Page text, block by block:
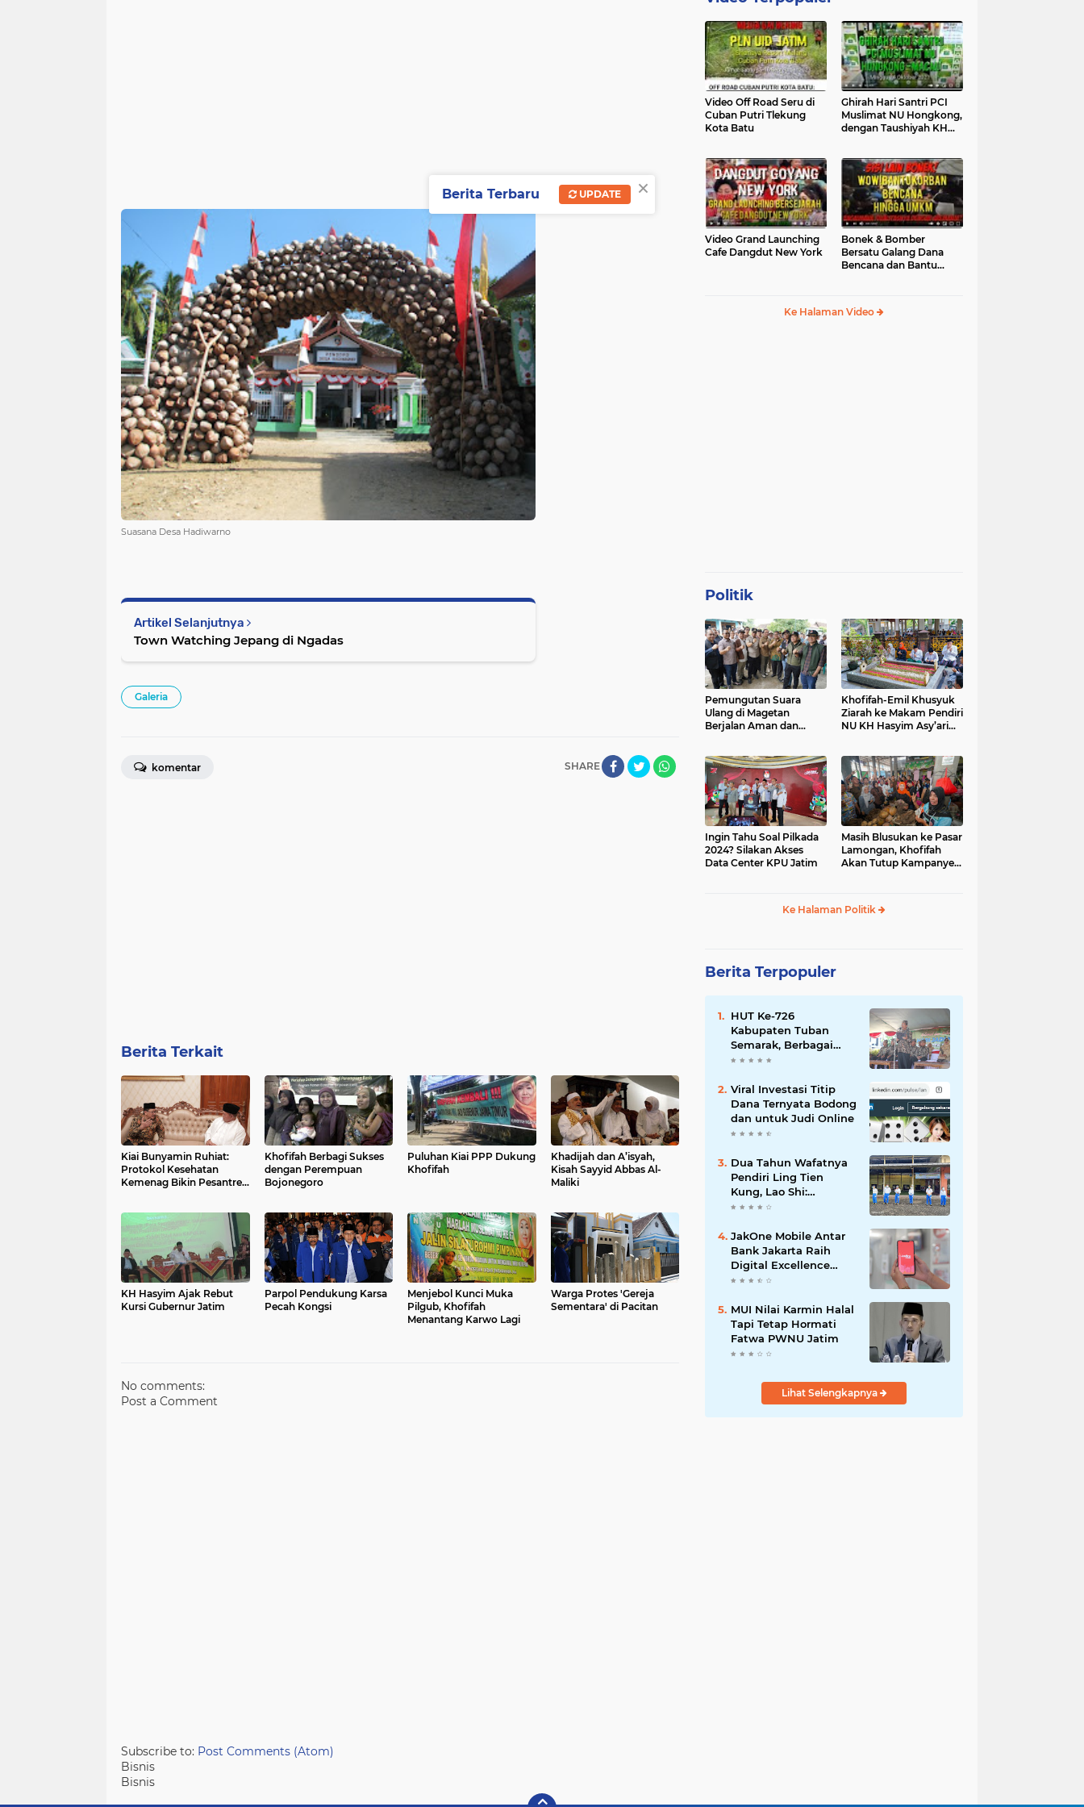
Suasana Desa Hadiwarno
Artikel Selanjutnya
Town Watching Jepang di Ngadas
Galeria
SHARE
komentar
Berita Terkait
Kiai Bunyamin Ruhiat:
Protokol Kesehatan
Kemenag Bikin Pesantren
Khofifah Berbagi Sukses
dengan Perempuan
Bojonegoro
Puluhan Kiai PPP Dukung
Khofifah
Khadijah dan A’isyah,
Kisah Sayyid Abbas Al-
Maliki
KH Hasyim Ajak Rebut
Kursi Gubernur Jatim
Parpol Pendukung Karsa
Pecah Kongsi
Menjebol Kunci Muka
Pilgub, Khofifah
Menantang Karwo Lagi
Warga Protes 'Gereja
Sementara' di Pacitan
No comments:
Post a Comment
Subscribe to: Post Comments (Atom)
Bisnis
Bisnis
Video Off Road Seru di
Cuban Putri Tlekung
Kota Batu
Ghirah Hari Santri PCI
Muslimat NU Hongkong,
dengan Taushiyah KH
Video Grand Launching
Cafe Dangdut New York
Bonek & Bomber
Bersatu Galang Dana
Bencana dan Bantu
Ke Halaman Video
Politik
Pemungutan Suara
Ulang di Magetan
Berjalan Aman dan
Khofifah-Emil Khusyuk
Ziarah ke Makam Pendiri
NU KH Hasyim Asy’ari
Ingin Tahu Soal Pilkada
2024? Silakan Akses
Data Center KPU Jatim
Masih Blusukan ke Pasar
Lamongan, Khofifah
Akan Tutup Kampanye
Ke Halaman Politik
Berita Terpopuler
HUT Ke-726
Kabupaten Tuban
Semarak, Berbagai
Prestasinya Pun
Viral Investasi Titip
Dana Ternyata Bodong
dan untuk Judi Online
Dua Tahun Wafatnya
Pendiri Ling Tien
Kung, Lao Shi:
Amanah Harus Kita
JakOne Mobile Antar
Bank Jakarta Raih
Digital Excellence
Awards 2026
MUI Nilai Karmin Halal
Tapi Tetap Hormati
Fatwa PWNU Jatim
Lihat Selengkapnya
×
Berita Terbaru UPDATE